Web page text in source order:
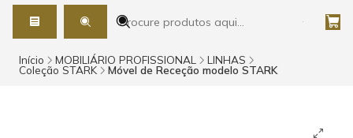
Início MOBILIÁRIO PROFISSIONAL LINHAS
Coleção STARK Móvel de Receção modelo STARK